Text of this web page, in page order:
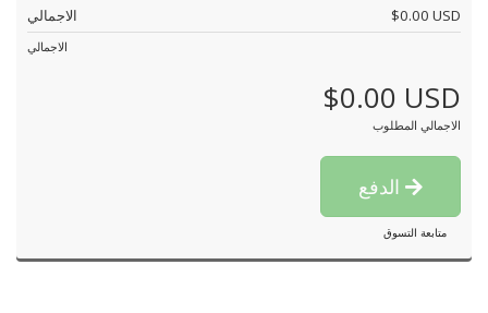
الاجمالي $0.00 USD
الاجمالي
$0.00 USD
الاجمالي المطلوب
متابعة التسوق